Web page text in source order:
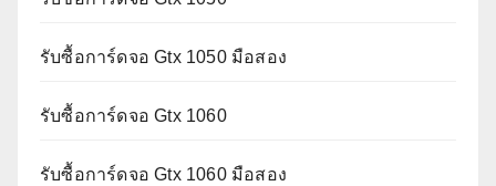
รับซื้อการ์ดจอ Gtx 1050 มือสอง
รับซื้อการ์ดจอ Gtx 1060
รับซื้อการ์ดจอ Gtx 1060 มือสอง